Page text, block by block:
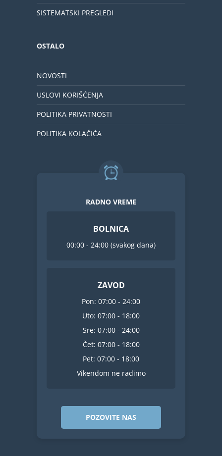
SISTEMATSKI PREGLEDI
OSTALO
NOVOSTI
USLOVI KORIŠĆENJA
POLITIKA PRIVATNOSTI
POLITIKA KOLAČIĆA
RADNO VREME
BOLNICA
00:00 - 24:00 (svakog dana)
ZAVOD
Pon: 07:00 - 24:00
Uto: 07:00 - 18:00
Sre: 07:00 - 24:00
Čet: 07:00 - 18:00
Pet: 07:00 - 18:00
Vikendom ne radimo
POZOVITE NAS